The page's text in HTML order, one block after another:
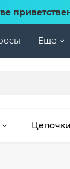
Еще
Цепочки